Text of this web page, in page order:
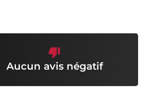
Aucun avis négatif